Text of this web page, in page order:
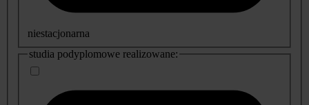
niestacjonarna
studia podyplomowe realizowane: